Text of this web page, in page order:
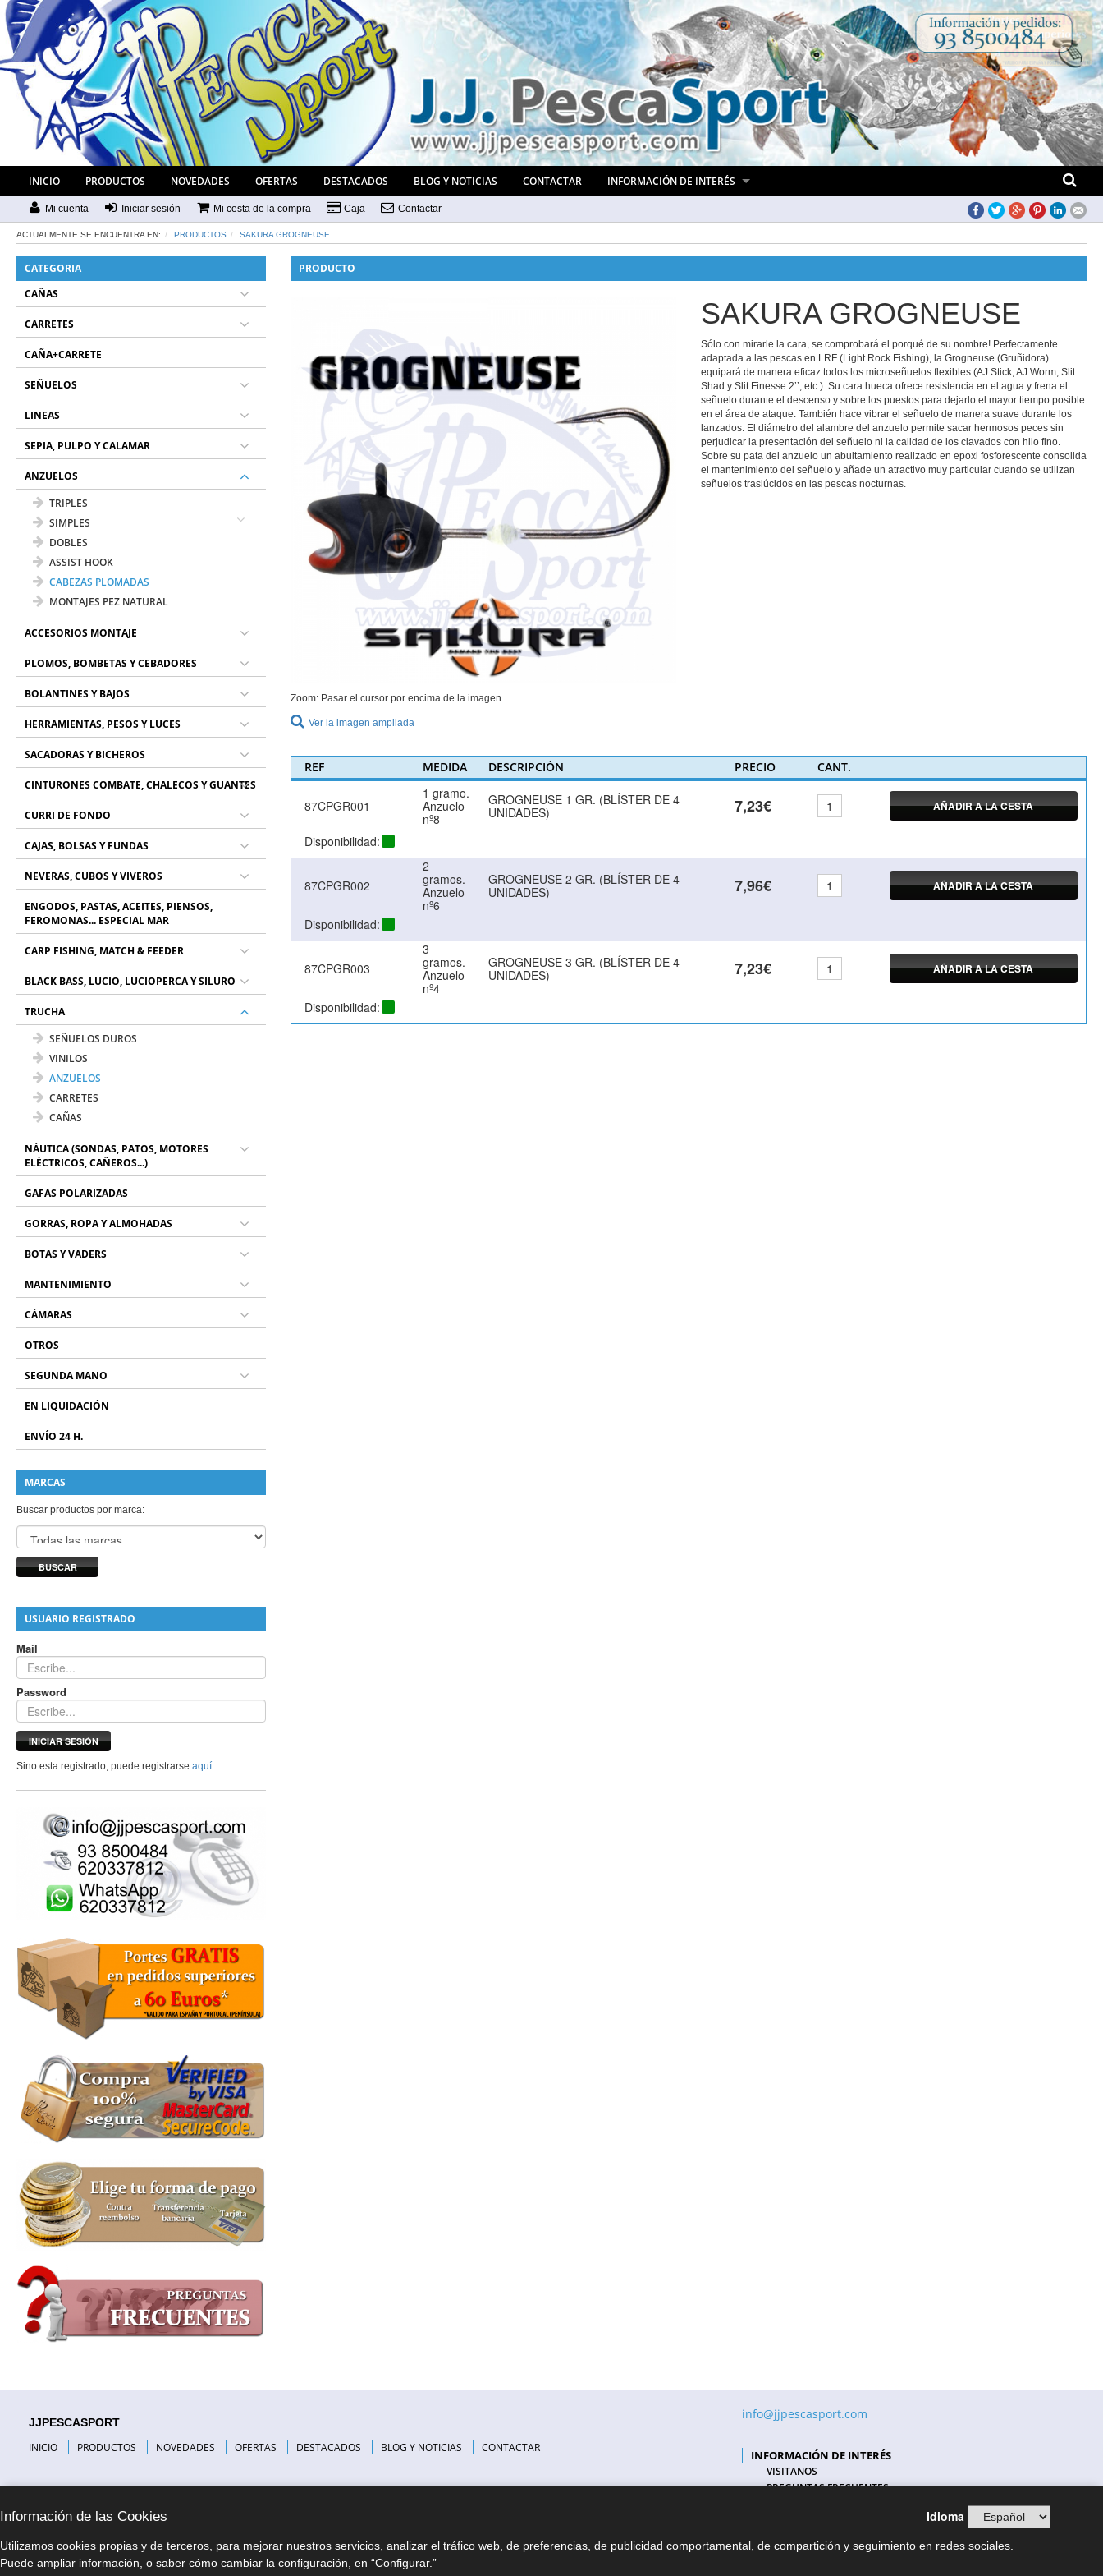
INICIO PRODUCTOS NOVEDADES OFERTAS DESTACADOS BLOG Y NOTICIAS CONTACTAR INFORMACIÓN DE INTERÉS
Mi cuenta Iniciar sesión Mi cesta de la compra Caja Contactar
ACTUALMENTE SE ENCUENTRA EN: PRODUCTOS SAKURA GROGNEUSE
CATEGORIA
CAÑAS
CARRETES
CAÑA+CARRETE
SEÑUELOS
LINEAS
SEPIA, PULPO Y CALAMAR
ANZUELOS
TRIPLES
SIMPLES
DOBLES
ASSIST HOOK
CABEZAS PLOMADAS
MONTAJES PEZ NATURAL
ACCESORIOS MONTAJE
PLOMOS, BOMBETAS Y CEBADORES
BOLANTINES Y BAJOS
HERRAMIENTAS, PESOS Y LUCES
SACADORAS Y BICHEROS
CINTURONES COMBATE, CHALECOS Y GUANTES
CURRI DE FONDO
CAJAS, BOLSAS Y FUNDAS
NEVERAS, CUBOS Y VIVEROS
ENGODOS, PASTAS, ACEITES, PIENSOS,
FEROMONAS... ESPECIAL MAR
CARP FISHING, MATCH & FEEDER
BLACK BASS, LUCIO, LUCIOPERCA Y SILURO
TRUCHA
SEÑUELOS DUROS
VINILOS
ANZUELOS
CARRETES
CAÑAS
NÁUTICA (SONDAS, PATOS, MOTORES
ELÉCTRICOS, CAÑEROS...)
GAFAS POLARIZADAS
GORRAS, ROPA Y ALMOHADAS
BOTAS Y VADERS
MANTENIMIENTO
CÁMARAS
OTROS
SEGUNDA MANO
EN LIQUIDACIÓN
ENVÍO 24 H.
MARCAS
Buscar productos por marca:
BUSCAR
USUARIO REGISTRADO
Mail
Password
INICIAR SESIÓN
Sino esta registrado, puede registrarseaquí
PRODUCTO
Zoom: Pasar el cursor por encima de la imagen
Ver la imagen ampliada
SAKURA GROGNEUSE
Sólo con mirarle la cara, se comprobará el porqué de su nombre! Perfectamente
adaptada a las pescas en LRF (Light Rock Fishing), la Grogneuse (Gruñidora)
equipará de manera eficaz todos los microseñuelos flexibles (AJ Stick, AJ Worm, Slit
Shad y Slit Finesse 2’’, etc.). Su cara hueca ofrece resistencia en el agua y frena el
señuelo durante el descenso y sobre los puestos para dejarlo el mayor tiempo posible
en el área de ataque. También hace vibrar el señuelo de manera suave durante los
lanzados. El diámetro del alambre del anzuelo permite sacar hermosos peces sin
perjudicar la presentación del señuelo ni la calidad de los clavados con hilo fino.
Sobre su pata del anzuelo un abultamiento realizado en epoxi fosforescente consolida
el mantenimiento del señuelo y añade un atractivo muy particular cuando se utilizan
señuelos traslúcidos en las pescas nocturnas.
REF MEDIDA DESCRIPCIÓN PRECIO CANT.
87CPGR001
1 gramo.
Anzuelo
nº8
GROGNEUSE 1 GR. (BLÍSTER DE 4
UNIDADES)
7,23€ AÑADIR A LA CESTA
Disponibilidad:
87CPGR002
2
gramos.
Anzuelo
nº6
GROGNEUSE 2 GR. (BLÍSTER DE 4
UNIDADES)
7,96€ AÑADIR A LA CESTA
Disponibilidad:
87CPGR003
3
gramos.
Anzuelo
nº4
GROGNEUSE 3 GR. (BLÍSTER DE 4
UNIDADES)
7,23€ AÑADIR A LA CESTA
Disponibilidad:
JJPESCASPORT
INICIO PRODUCTOS NOVEDADES OFERTAS DESTACADOS BLOG Y NOTICIAS CONTACTAR
info@jjpescasport.com
INFORMACIÓN DE INTERÉS
VISITANOS
PREGUNTAS FRECUENTES
BLOG PESCA COSTA BRAVA
Información de las Cookies Idioma
Utilizamos cookies propias y de terceros, para mejorar nuestros servicios, analizar el tráfico web, de preferencias, de publicidad comportamental, de compartición y seguimiento en redes sociales.
Puede ampliar información, o saber cómo cambiar la configuración, en “Configurar.”